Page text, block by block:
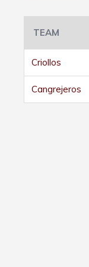
TEAM
Criollos
Cangrejeros